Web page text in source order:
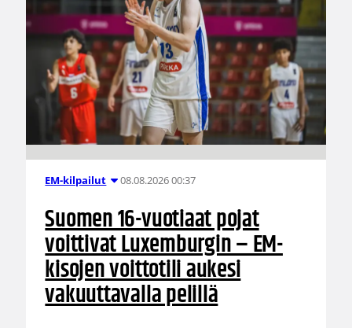
EM-kilpailut 08.08.2026 00:37
Suomen 16-vuotiaat pojat
voittivat Luxemburgin – EM-
kisojen voittotili aukesi
vakuuttavalla pelillä